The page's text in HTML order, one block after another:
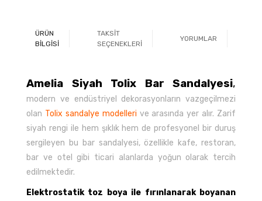
ÜRÜN
BİLGİSİ
TAKSİT
SEÇENEKLERİ
YORUMLAR
Amelia Siyah Tolix Bar Sandalyesi,
modern ve endüstriyel dekorasyonların vazgeçilmezi
olan Tolix sandalye modelleri ve arasında yer alır. Zarif
siyah rengi ile hem şıklık hem de profesyonel bir duruş
sergileyen bu bar sandalyesi, özellikle kafe, restoran,
bar ve otel gibi ticari alanlarda yoğun olarak tercih
edilmektedir.
Elektrostatik toz boya ile fırınlanarak boyanan